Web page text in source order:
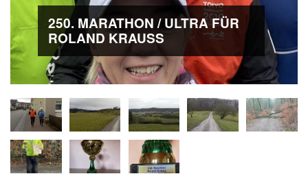
250. MARATHON / ULTRA FÜR
ROLAND KRAUSS